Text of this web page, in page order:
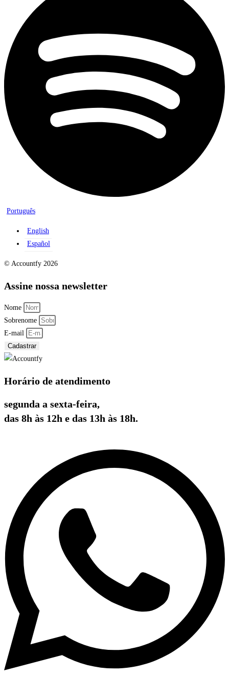
Português
English
Español
© Accountfy 2026
Assine nossa newsletter
Nome
Sobrenome
E-mail
Cadastrar
Horário de atendimento
segunda a sexta-feira,
das 8h às 12h e das 13h às 18h.